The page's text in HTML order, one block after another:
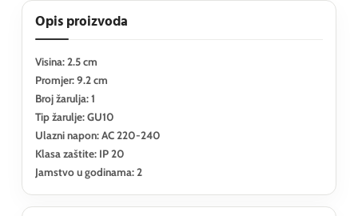
Opis proizvoda
Visina: 2.5 cm
Promjer: 9.2 cm
Broj žarulja: 1
Tip žarulje: GU10
Ulazni napon: AC 220-240
Klasa zaštite: IP 20
Jamstvo u godinama: 2